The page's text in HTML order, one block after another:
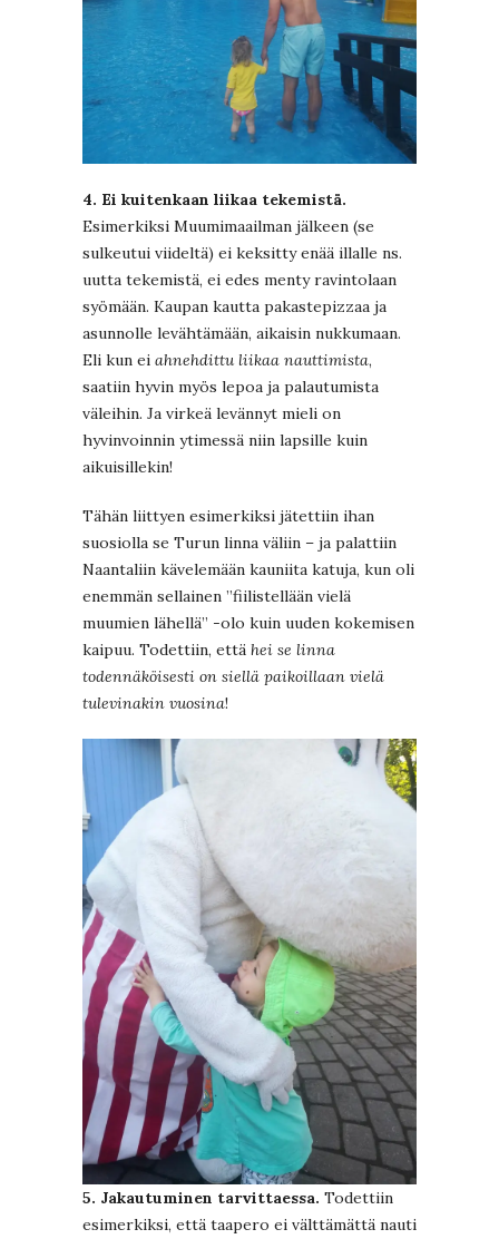
4. Ei kuitenkaan liikaa tekemistä.
Esimerkiksi Muumimaailman jälkeen (se
sulkeutui viideltä) ei keksitty enää illalle ns.
uutta tekemistä, ei edes menty ravintolaan
syömään. Kaupan kautta pakastepizzaa ja
asunnolle levähtämään, aikaisin nukkumaan.
Eli kun ei ahnehdittu liikaa nauttimista,
saatiin hyvin myös lepoa ja palautumista
väleihin. Ja virkeä levännyt mieli on
hyvinvoinnin ytimessä niin lapsille kuin
aikuisillekin!
Tähän liittyen esimerkiksi jätettiin ihan
suosiolla se Turun linna väliin – ja palattiin
Naantaliin kävelemään kauniita katuja, kun oli
enemmän sellainen ”fiilistellään vielä
muumien lähellä” -olo kuin uuden kokemisen
kaipuu. Todettiin, että hei se linna
todennäköisesti on siellä paikoillaan vielä
tulevinakin vuosina!
5. Jakautuminen tarvittaessa. Todettiin
esimerkiksi, että taapero ei välttämättä nauti